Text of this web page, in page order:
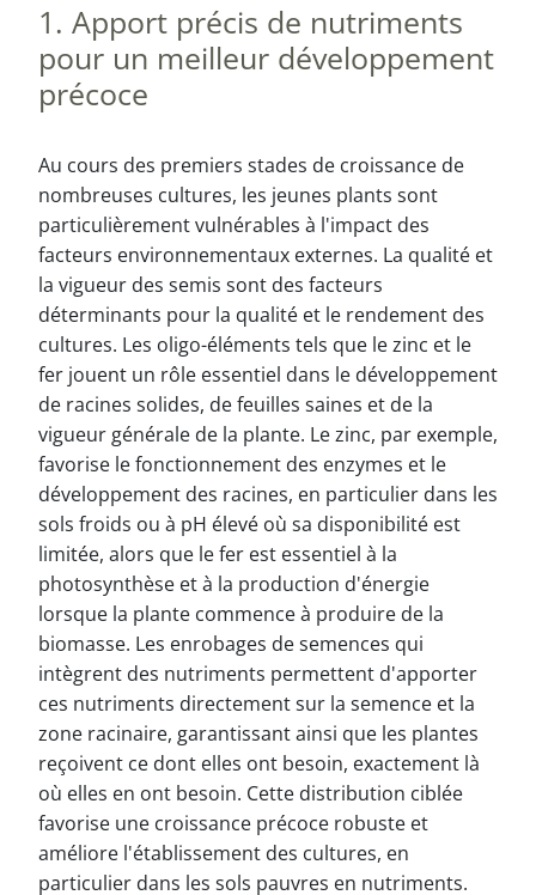
1. Apport précis de nutriments
pour un meilleur développement
précoce
Au cours des premiers stades de croissance de
nombreuses cultures, les jeunes plants sont
particulièrement vulnérables à l'impact des
facteurs environnementaux externes. La qualité et
la vigueur des semis sont des facteurs
déterminants pour la qualité et le rendement des
cultures. Les oligo-éléments tels que le zinc et le
fer jouent un rôle essentiel dans le développement
de racines solides, de feuilles saines et de la
vigueur générale de la plante. Le zinc, par exemple,
favorise le fonctionnement des enzymes et le
développement des racines, en particulier dans les
sols froids ou à pH élevé où sa disponibilité est
limitée, alors que le fer est essentiel à la
photosynthèse et à la production d'énergie
lorsque la plante commence à produire de la
biomasse. Les enrobages de semences qui
intègrent des nutriments permettent d'apporter
ces nutriments directement sur la semence et la
zone racinaire, garantissant ainsi que les plantes
reçoivent ce dont elles ont besoin, exactement là
où elles en ont besoin. Cette distribution ciblée
favorise une croissance précoce robuste et
améliore l'établissement des cultures, en
particulier dans les sols pauvres en nutriments.